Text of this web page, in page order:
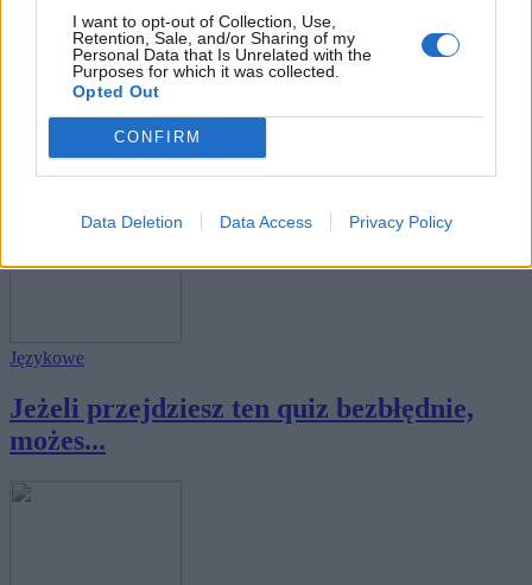
I want to opt-out of Collection, Use,
Retention, Sale, and/or Sharing of my
Personal Data that Is Unrelated with the
Purposes for which it was collected.
Opted Out
CONFIRM
Data Deletion Data Access Privacy Policy
H czy ch? Czas na dyktando!
Językowe
Jeżeli przejdziesz ten quiz bezbłędnie,
możes...